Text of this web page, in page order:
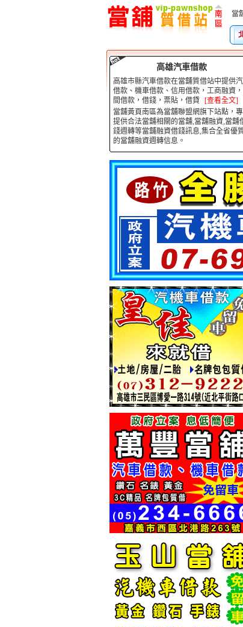
當舖黃頁南區
高雄汽車借款
高雄市縣汽車借款在當舖質借站中提供
借款、機車借款、信用借款，工商融資
間借款，借錢，票貼，借貸
[查看全文]
當舖黃頁南區為當舖聯盟網旗下站點，
提供合法當舖相關的當舖,當舖融資,當舖
錢週轉等當舖融資借錢訊息,集合全省優
的當舖融資週轉信息。